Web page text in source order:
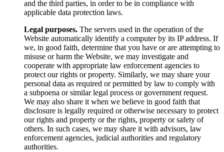
and the third parties, in order to be in compliance with
applicable data protection laws.
Legal purposes. The servers used in the operation of the
Website automatically identify a computer by its IP address. If
we, in good faith, determine that you have or are attempting to
misuse or harm the Website, we may investigate and
cooperate with appropriate law enforcement agencies to
protect our rights or property. Similarly, we may share your
personal data as required or permitted by law to comply with
a subpoena or similar legal process or government request.
We may also share it when we believe in good faith that
disclosure is legally required or otherwise necessary to protect
our rights and property or the rights, property or safety of
others. In such cases, we may share it with advisors, law
enforcement agencies, judicial authorities and regulatory
authorities.